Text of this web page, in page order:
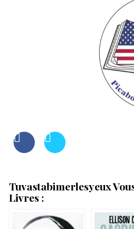
Tuvastabimerlesyeux
Livres :